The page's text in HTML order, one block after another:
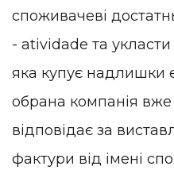
споживачеві
- atividade та
яка купує надлишки
обрана компанія
відповідає за
фактури від імені